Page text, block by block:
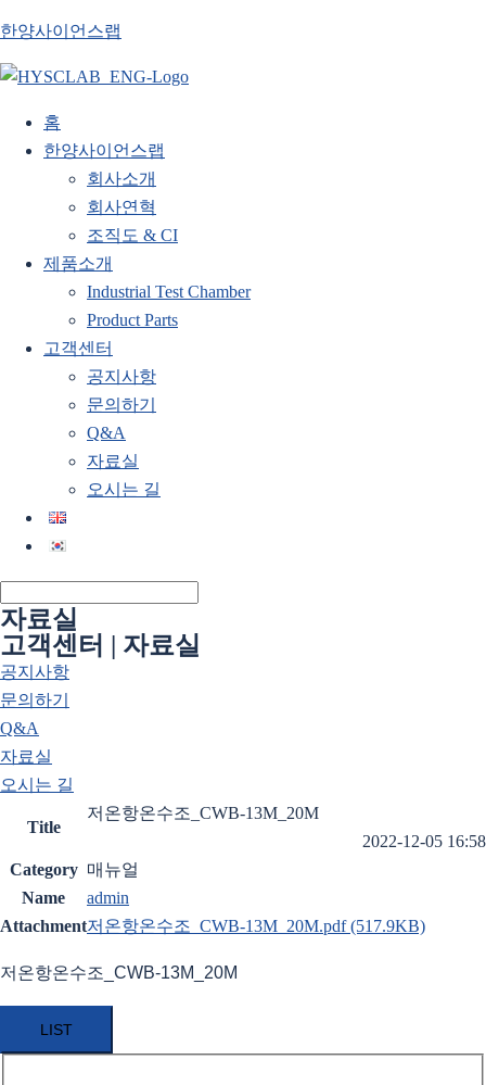
한양사이언스랩
홈
한양사이언스랩
회사소개
회사연혁
조직도 & CI
제품소개
Industrial Test Chamber
Product Parts
고객센터
공지사항
문의하기
Q&A
자료실
오시는 길
자료실
고객센터 | 자료실
공지사항
문의하기
Q&A
자료실
오시는 길
Title
저온항온수조_CWB-13M_20M
2022-12-05 16:58
Category 매뉴얼
Name
admin
Attachment저온항온수조_CWB-13M_20M.pdf(517.9KB)
저온항온수조_CWB-13M_20M
LIST